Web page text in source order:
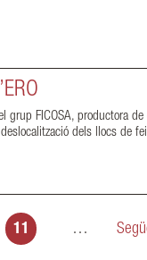
FICOSA, productora
dels llocs de
11 …